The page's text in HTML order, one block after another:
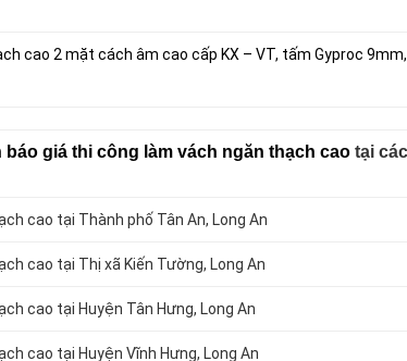
cao 2 mặt cách âm cao cấp KX – VT, tấm Gyproc
báo giá thi công làm vách ngăn thạch cao tại
cao tại Thành phố Tân An, Long An
cao tại Thị xã Kiến Tường, Long An
cao tại Huyện Tân Hưng, Long An
cao tại Huyện Vĩnh Hưng, Long An